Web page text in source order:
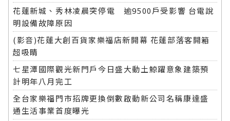
花蓮新城、秀林凌晨突停電 逾9500戶受影響 台電說
明設備故障原因
(影音)花蓮大創百貨家樂福店新開幕 花蓮部落客開箱
超吸睛
七星潭國際觀光新門戶今日盛大動土鯨躍意象建築預
計明年八月完工
全台家樂福門市招牌更換倒數啟動新公司名稱康達盛
通生活事業首度曝光